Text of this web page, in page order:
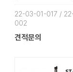
22-03-01-017 /
002
견적문의